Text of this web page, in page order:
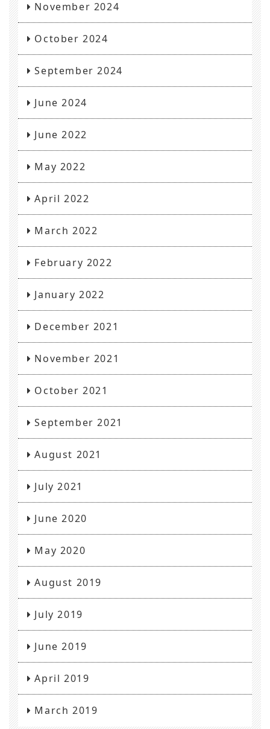
November 2024
October 2024
September 2024
June 2024
June 2022
May 2022
April 2022
March 2022
February 2022
January 2022
December 2021
November 2021
October 2021
September 2021
August 2021
July 2021
June 2020
May 2020
August 2019
July 2019
June 2019
April 2019
March 2019